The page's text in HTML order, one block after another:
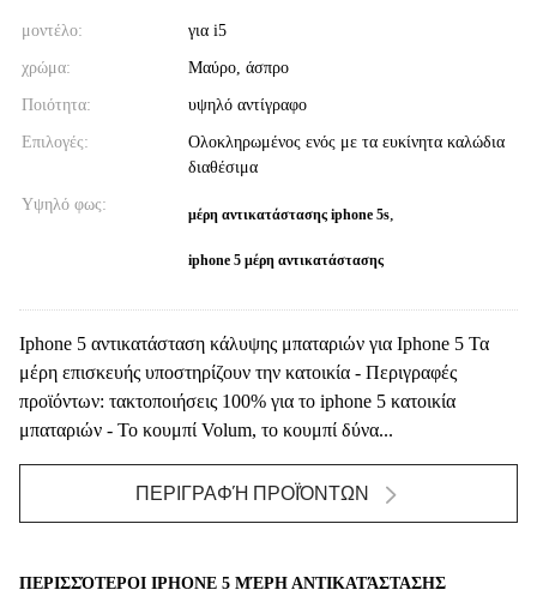
μοντέλο: για i5
χρώμα: Μαύρο, άσπρο
Ποιότητα: υψηλό αντίγραφο
Επιλογές:
Ολοκληρωμένος ενός με τα ευκίνητα καλώδια
διαθέσιμα
Υψηλό φως:
μέρη αντικατάστασης iphone 5s,
iphone 5 μέρη αντικατάστασης
Iphone 5 αντικατάσταση κάλυψης μπαταριών για Iphone 5 Τα
μέρη επισκευής υποστηρίζουν την κατοικία - Περιγραφές
προϊόντων: τακτοποιήσεις 100% για το iphone 5 κατοικία
μπαταριών - Το κουμπί Volum, το κουμπί δύνα...
ΠΕΡΙΓΡΑΦΉ ΠΡΟΪΌΝΤΩΝ
ΠΕΡΙΣΣΌΤΕΡΟΙ IPHONE 5 ΜΈΡΗ ΑΝΤΙΚΑΤΆΣΤΑΣΗΣ